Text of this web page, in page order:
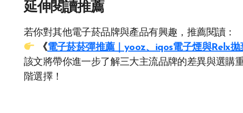
延伸閱讀推薦
若你對其他電子菸品牌與產品有興趣，推薦閱讀：
《電子菸菸彈推薦｜yooz、iqos電子煙與Relx
該文將帶你進一步了解三大主流品牌的差異與選購
階選擇！